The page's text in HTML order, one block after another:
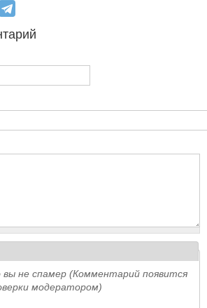
не спамер (Комментарий появится
модератором)